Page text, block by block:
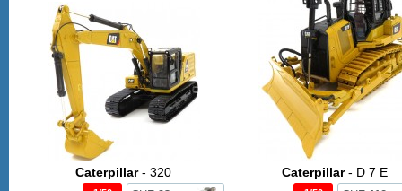
Caterpillar- 320 Caterpillar- D 7 E